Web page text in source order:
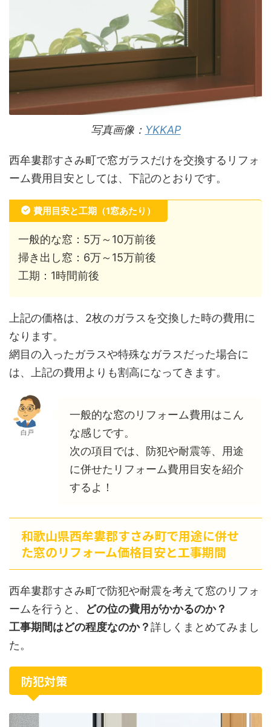
写真画像： YKKAP
西牟婁郡すさみ町で窓ガラスだけを交換するリフォ
ーム費用目安としては、下記のとおりです。
費用目安と工期（1窓あたり）
一般的な窓：5万～10万前後
掃き出し窓：6万～15万前後
工期：1時間前後
上記の価格は、2枚のガラスを交換した時の費用に
なります。
網目の入ったガラスや特殊なガラスだった場合に
は、上記の費用よりも割高になってきます。
白戸
一般的な窓のリフォーム費用はこん
な感じです。
次の項目では、防犯や耐震等、用途
に併せたリフォーム費用目安を紹介
するよ！
和歌山県西牟婁郡すさみ町で用途に併せ
た窓のリフォーム価格目安と工事期間
西牟婁郡すさみ町で防犯や耐震を考えて窓のリフォ
ームを行うと、
どの位の費用がかかるのか？
工事期間はどの程度なのか？詳しくまとめてみまし
た。
防犯対策